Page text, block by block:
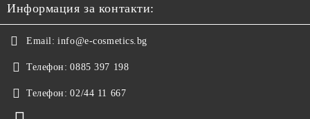
Информация за контакти:
Email: info@e-cosmetics.bg
Телефон: 0885 397 198
Телефон: 02/44 11 667